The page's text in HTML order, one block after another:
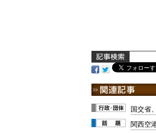
国交省
関西空